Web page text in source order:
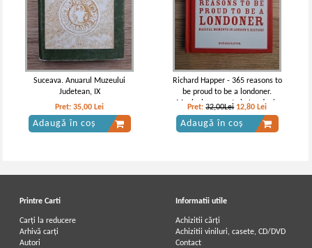
Suceava. Anuarul Muzeului
Judetean, IX
Pret:35,00 Lei
Adaugă în coș
Richard Happer - 365 reasons to
be proud to be a londoner.
Magical moments in London's
history
Pret:32,00Lei 12,80 Lei
Adaugă în coș
Printre Carti
Carți la reducere
Arhivă carți
Autori
Informatii utile
Achizitii cărți
Achizitii viniluri, casete, CD/DVD
Contact